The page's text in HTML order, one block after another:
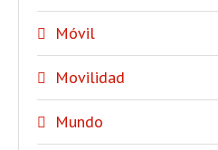
Móvil
Movilidad
Mundo